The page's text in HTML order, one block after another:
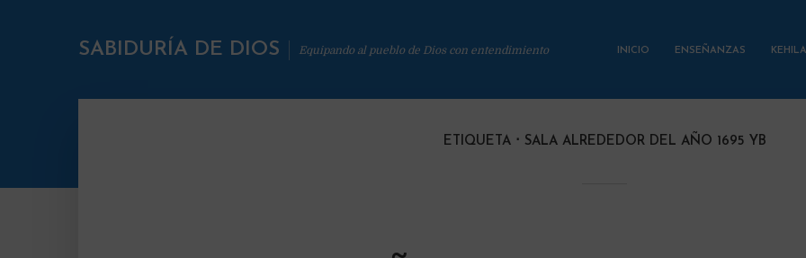
SABIDURÍA DE DIOS Equipando al pueblo de Dios con entendimiento INICIO ENSEÑANZAS
ETIQUETA SALA ALREDEDOR DEL AÑO 1695 YB